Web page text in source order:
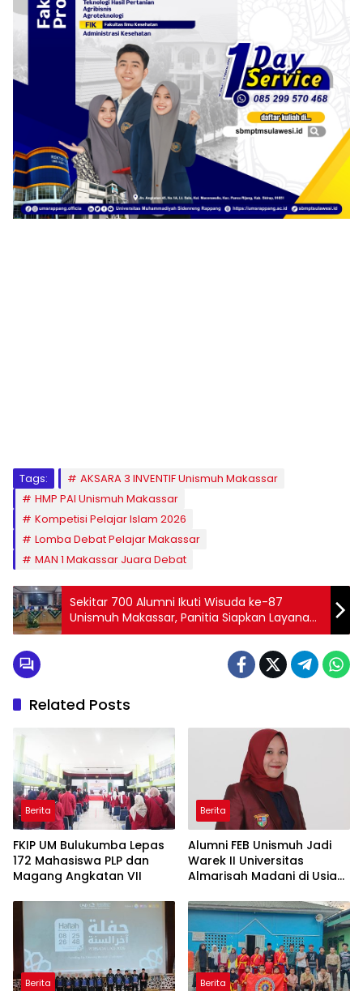
Tags:
AKSARA 3 INVENTIF Unismuh Makassar
HMP PAI Unismuh Makassar
Kompetisi Pelajar Islam 2026
Lomba Debat Pelajar Makassar
MAN 1 Makassar Juara Debat
Sekitar 700 Alumni Ikuti Wisuda ke-87
Unismuh Makassar, Panitia Siapkan Layanan
Maksimal
Related Posts
Berita
FKIP UM Bulukumba Lepas
172 Mahasiswa PLP dan
Magang Angkatan VII
Berita
Alumni FEB Unismuh Jadi
Warek II Universitas
Almarisah Madani di Usia
Berita Berita